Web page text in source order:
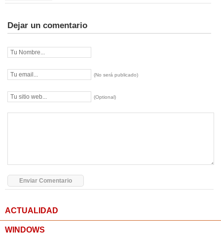
Dejar un comentario
(No será publicado)
(Optional)
ACTUALIDAD
WINDOWS